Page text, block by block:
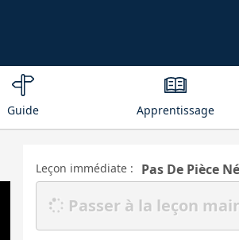
Guide Apprentissage
Leçon immédiate : Pas De Pièce
Passer à la leçon